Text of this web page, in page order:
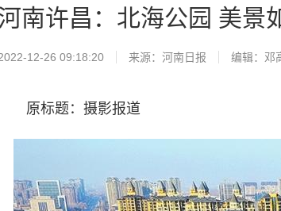
南许昌：北海公园 美景
12-26 09:18:20 来源： 河南日报 编辑：邓
原标题：摄影报道